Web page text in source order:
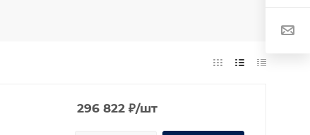
296 822 ₽/шт